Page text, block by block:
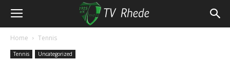
Home Tennis
Tennis Uncategorized